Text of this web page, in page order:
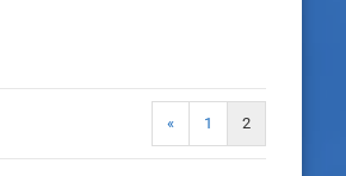
« 1 2